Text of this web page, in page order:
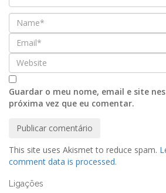
Guardar o meu nome, email e site
próxima vez que eu comentar.
This site uses Akismet to reduce spam.
comment data is processed.
Ligações